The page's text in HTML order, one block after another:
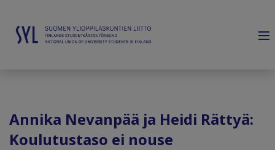
Annika Nevanpää ja Heidi Rättyä:
Koulutustaso ei nouse